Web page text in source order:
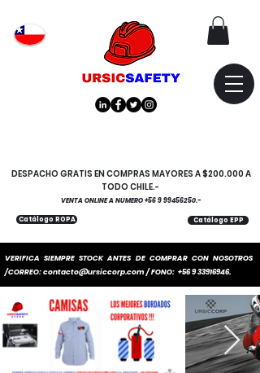
VERIFICA SIEMPRE STOCK ANTES DE COMPRAR CON NOSOTROS
/CORREO:contacto@ursiccorp.com/ FONO: +56 9 33916946.
Catálogo EPP
Catálogo ROPA
DESPACHO GRATIS EN COMPRAS MAYORES A $200.000 A
TODO CHILE.-
VENTA ONLINE A NUMERO+56 9 99456250.-